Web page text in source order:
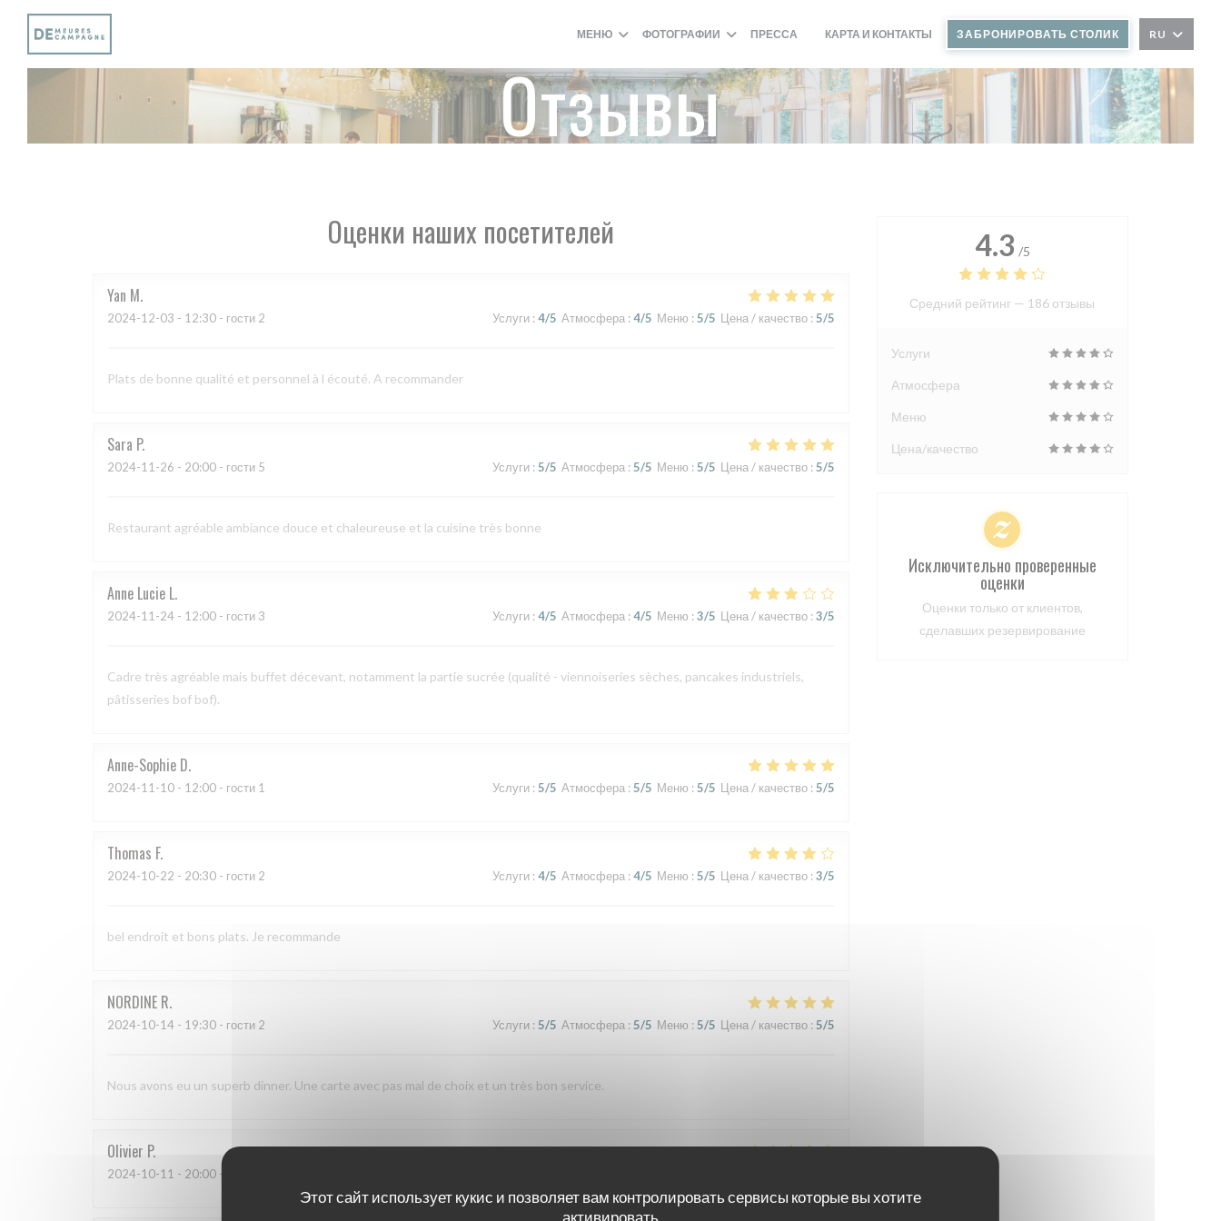
Панель управления cookies
Этот сайт использует кукис и позволяет вам контролировать сервисы которые вы хотите
активировать
МЕНЮ ФОТОГРАФИИ ПРЕССА
((ОТКРЫВАЕТСЯ В НОВОМ ОКНЕ))
КАРТА И КОНТАКТЫ ЗАБРОНИРОВАТЬ СТОЛИК RU
Отзывы
Оценки наших посетителей
Yan M
2024-12-03 - 12:30 - гости 2 Услуги: 4/5 Атмосфера : 4/5 Меню : 5/5 Цена / качество: 5/5
Plats de bonne qualité et personnel à l écouté. A recommander
Sara P
2024-11-26 - 20:00 - гости 5 Услуги: 5/5 Атмосфера : 5/5 Меню : 5/5 Цена / качество: 5/5
Restaurant agréable ambiance douce et chaleureuse et la cuisine très bonne
Anne Lucie L
2024-11-24 - 12:00 - гости 3 Услуги: 4/5 Атмосфера : 4/5 Меню : 3/5 Цена / качество: 3/5
Cadre très agréable mais buffet décevant, notamment la partie sucrée (qualité - viennoiseries sèches, pancakes industriels,
pâtisseries bof bof).
Anne-Sophie D
2024-11-10 - 12:00 - гости 1 Услуги: 5/5 Атмосфера : 5/5 Меню : 5/5 Цена / качество: 5/5
Thomas F
2024-10-22 - 20:30 - гости 2 Услуги: 4/5 Атмосфера : 4/5 Меню : 5/5 Цена / качество: 3/5
bel endroit et bons plats. Je recommande
NORDINE R
2024-10-14 - 19:30 - гости 2 Услуги: 5/5 Атмосфера : 5/5 Меню : 5/5 Цена / качество: 5/5
Nous avons eu un superb dinner. Une carte avec pas mal de choix et un très bon service.
Olivier P
2024-10-11 - 20:00 - гости 2
4.3 /5
Средний рейтинг — 186 отзывы
Услуги
Атмосфера
Меню
Цена/качество
Исключительно проверенные
оценки
Оценки только от клиентов,
сделавших резервирование